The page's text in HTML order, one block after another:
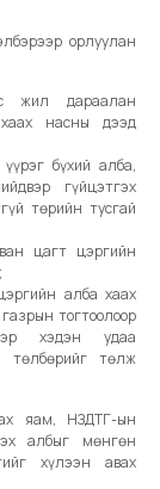
орлуулан
жил дараалан
насны дээд
бүхий алба,
гүйцэтгэх
төрийн тусгай
цагт цэргийн
алба хаах
тогтоолоор
хэдэн удаа
төлбөрийг төлж
яам, НЗДТГ-ын
албыг мөнгөн
хүлээн авах